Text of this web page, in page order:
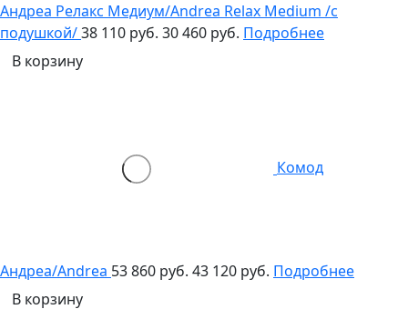
Андреа Релакс Медиум/Andrea Relax Medium /с
подушкой/38 110 руб. 30 460 руб. Подробнее
В корзину
Комод
Андреа/Andrea 53 860 руб. 43 120 руб. Подробнее
В корзину